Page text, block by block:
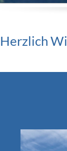
Herzlich